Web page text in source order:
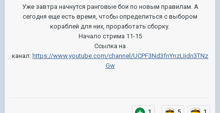
Уже завтра начнутся ранговые бои по новым правилам. А
сегодня еще есть время, чтобы определиться с выбором
кораблей для них, проработать сборку.
Начало стрима 11-15
Ссылка на
канал: https://www.youtube.com/channel/UCPF3Nd3fnYnzLIidn3TNz
Gw